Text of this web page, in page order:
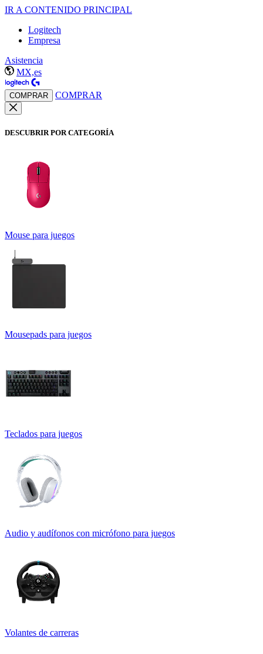
IR A CONTENIDO PRINCIPAL
Logitech
Empresa
Asistencia
MX,es
COMPRAR COMPRAR
DESCUBRIR POR CATEGORÍA
Mouse para juegos
Mousepads para juegos
Teclados para juegos
Audio y audífonos con micrófono para juegos
Volantes de carreras